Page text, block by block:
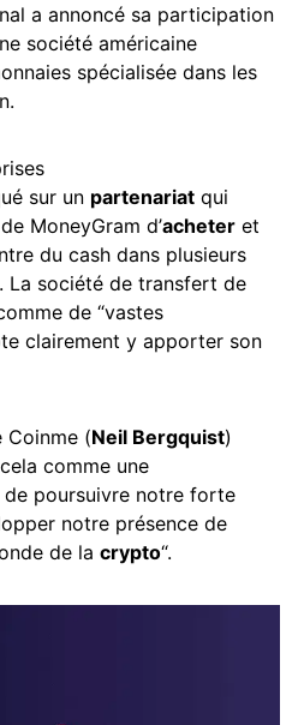
a annoncé sa participation
société américaine
spécialisée dans les
sur un partenariat qui
MoneyGram d’acheter et
du cash dans plusieurs
La société de transfert de
de “vastes
clairement y apporter son
Coinme (Neil Bergquist)
comme une
poursuivre notre forte
notre présence de
de la crypto“.